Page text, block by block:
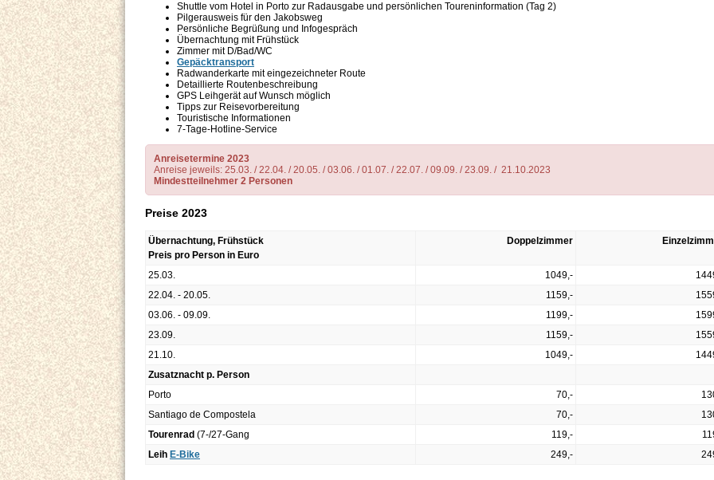
Shuttle vom Hotel in Porto zur Radausgabe und persönlichen Toureninformation (Tag 2)
Pilgerausweis für den Jakobsweg
Persönliche Begrüßung und Infogespräch
Übernachtung mit Frühstück
Zimmer mit D/Bad/WC
Gepäcktransport
Radwanderkarte mit eingezeichneter Route
Detaillierte Routenbeschreibung
GPS Leihgerät auf Wunsch möglich
Tipps zur Reisevorbereitung
Touristische Informationen
7-Tage-Hotline-Service
Anreisetermine 2023
Anreise jeweils: 25.03. / 22.04. / 20.05. / 03.06. / 01.07. / 22.07. / 09.09. / 23.09. / 21.10.2023
Mindestteilnehmer 2 Personen
Preise 2023
Übernachtung, Frühstück
Preis pro Person in Euro
Doppelzimmer
25.03. 1049,-
22.04. - 20.05.
1159,-
03.06. - 09.09.
1199,-
23.09.
1159,-
21.10.
1049,-
Zusatznacht p. Person
Porto
70,-
Santiago de Compostela
70,-
Tourenrad (7-/27-Gang 119,-
Leih E-Bike 249,-